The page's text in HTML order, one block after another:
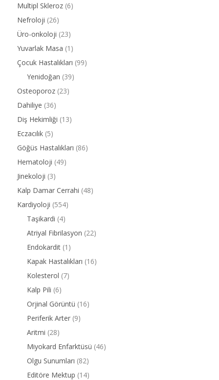
Multipl Skleroz (6)
Nefroloji (26)
Üro-onkoloji (23)
Yuvarlak Masa (1)
Çocuk Hastalıkları (99)
Yenidoğan (39)
Osteoporoz (23)
Dahiliye (36)
Diş Hekimliği (13)
Eczacılık (5)
Göğüs Hastalıkları (86)
Hematoloji (49)
Jinekoloji (3)
Kalp Damar Cerrahi (48)
Kardiyoloji (554)
Taşikardi (4)
Atriyal Fibrilasyon (22)
Endokardit (1)
Kapak Hastalıkları (16)
Kolesterol (7)
Kalp Pili (6)
Orjinal Görüntü (16)
Periferik Arter (9)
Aritmi (28)
Miyokard Enfarktüsü (46)
Olgu Sunumları (82)
Editöre Mektup (14)